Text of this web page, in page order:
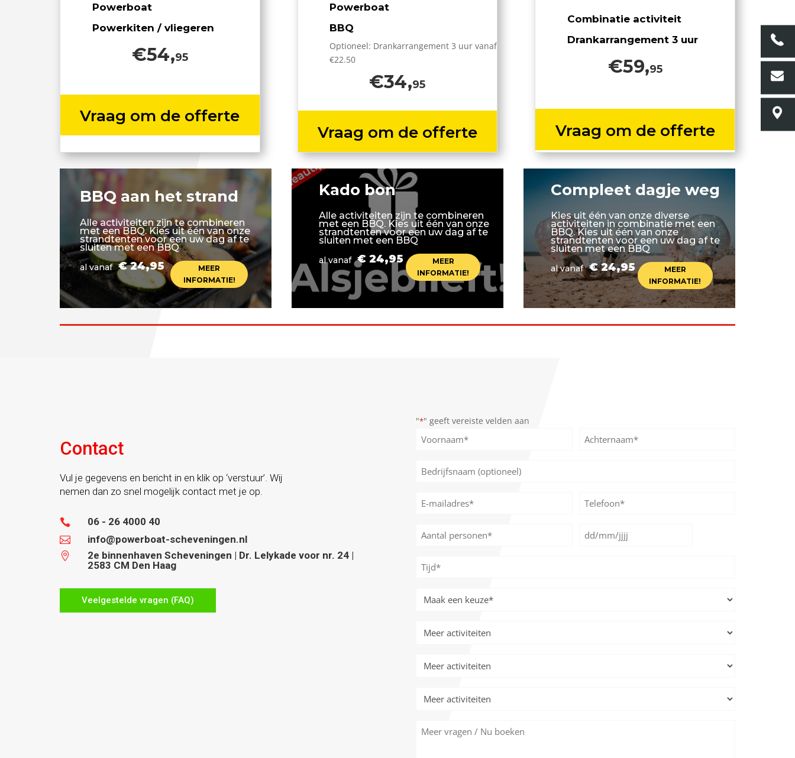
Powerboat
Powerkiten / vliegeren
€54,95
Vraag om de offerte
Powerboat
BBQ
Optioneel: Drankarrangement 3 uur vanaf
€22.50
€34,95
Vraag om de offerte
Combinatie activiteit
Drankarrangement 3 uur
€59,95
Vraag om de offerte
BBQ aan het strand
Alle activiteiten zijn te combineren
met een BBQ. Kies uit één van onze
strandtenten voor een uw dag af te
sluiten met een BBQ
al vanaf € 24,95
MEER
INFORMATIE!
Kado bon
Alle activiteiten zijn te combineren
met een BBQ. Kies uit één van onze
strandtenten voor een uw dag af te
sluiten met een BBQ
al vanaf € 24,95
MEER
INFORMATIE!
Compleet dagje weg
Kies uit één van onze diverse
activiteiten in combinatie met een
BBQ. Kies uit één van onze
strandtenten voor een uw dag af te
sluiten met een BBQ
al vanaf € 24,95
MEER
INFORMATIE!
Contact
Vul je gegevens en bericht in en klik op ‘verstuur’. Wij
nemen dan zo snel mogelijk contact met je op.
 06 - 26 4000 40
 info@powerboat-scheveningen.nl

2e binnenhaven Scheveningen | Dr. Lelykade voor nr. 24 |
2583 CM Den Haag
Veelgestelde vragen (FAQ)
"*" geeft vereiste velden aan
Naam
Bedrijfsnaam
(optioneel)
E-
mailadres
Telefoon*
Aantal
personen
Datum
DD
Tijd
Meer
activiteiten
Meer
activiteiten
Meer
activiteiten
Meer
activiteiten
Meer
vragen